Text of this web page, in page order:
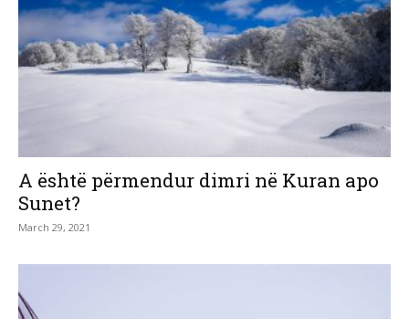
A është përmendur dimri në Kuran apo
Sunet?
March 29, 2021